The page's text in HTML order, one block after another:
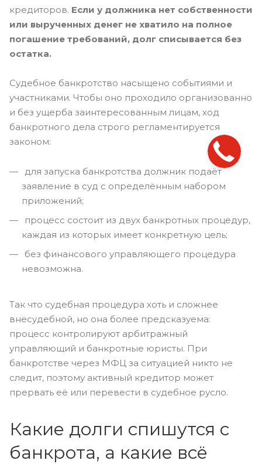
кредиторов. Если у должника нет собственности
или вырученных денег не хватило на полное
погашение требований, долг списывается без
остатка.
Судебное банкротство насыщено событиями и
участниками. Чтобы оно проходило организованно
и без ущерба заинтересованным лицам, ход
банкротного дела строго регламентируется
законом:
для запуска банкротства должник подаёт
заявление в суд с определённым набором
приложений;
процесс состоит из двух банкротных процедур,
каждая из которых имеет конкретную цель;
без финансового управляющего процедура
невозможна.
Так что судебная процедура хоть и сложнее
внесудебной, но она более предсказуема:
процесс контролируют арбитражный
управляющий и банкротные юристы. При
банкротстве через МФЦ за ситуацией никто не
следит, поэтому активный кредитор может
прервать её или перевести в судебное русло.
Какие долги спишутся с
банкрота, а какие всё